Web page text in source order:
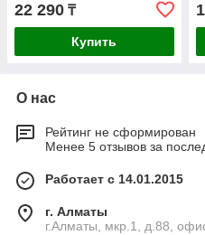
22 290 ₸
Купить
О нас
Рейтинг не сформирован
Менее 5 отзывов за
Работает с 14.01.2015
г. Алматы
г.Алматы, мкр.1, д.88,